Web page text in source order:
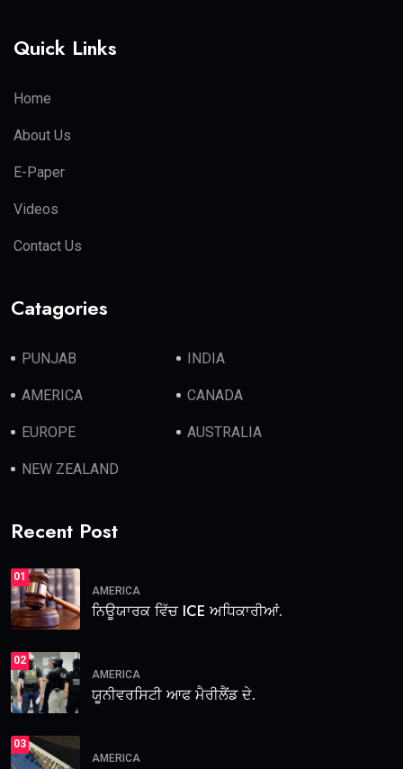
Quick Links
Home
About Us
E-Paper
Videos
Contact Us
Catagories
PUNJAB INDIA
AMERICA CANADA
EUROPE AUSTRALIA
NEW ZEALAND
Recent Post
01
AMERICA
ਨਿਊਯਾਰਕ ਵਿੱਚ ICE ਅਧਿਕਾਰੀਆਂ.
02
AMERICA
ਯੂਨੀਵਰਸਿਟੀ ਆਫ ਮੈਰੀਲੈਂਡ ਦੇ.
03
AMERICA